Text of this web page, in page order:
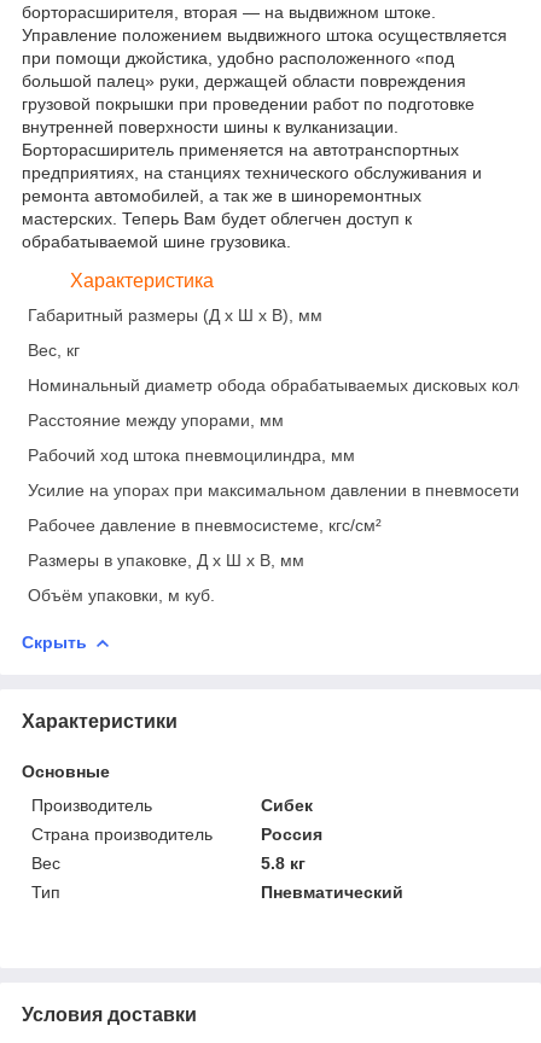
борторасширителя, вторая ― на выдвижном штоке.
Управление положением выдвижного штока осуществляется
при помощи джойстика, удобно расположенного «под
большой палец» руки, держащей области повреждения
грузовой покрышки при проведении работ по подготовке
внутренней поверхности шины к вулканизации.
Борторасширитель применяется на автотранспортных
предприятиях, на станциях технического обслуживания и
ремонта автомобилей, а так же в шиноремонтных
мастерских. Теперь Вам будет облегчен доступ к
обрабатываемой шине грузовика.
Характеристика
Габаритный размеры (Д х Ш х В), мм
Вес, кг
Номинальный диаметр обода обрабатываемых дисковых
Расстояние между упорами, мм
Рабочий ход штока пневмоцилиндра, мм
Усилие на упорах при максимальном давлении в пневмосети, кг
Рабочее давление в пневмосистеме, кгс/см²
Размеры в упаковке, Д х Ш х В, мм
Объём упаковки, м куб.
Скрыть
Характеристики
Основные
Производитель
Сибек
Страна производитель
Россия
Вес
5.8 кг
Тип
Пневматический
Условия доставки